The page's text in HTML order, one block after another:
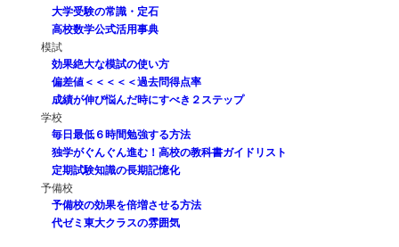
大学受験の常識・定石
高校数学公式活用事典
模試
効果絶大な模試の使い方
偏差値＜＜＜＜＜過去問得点率
成績が伸び悩んだ時にすべき２ステップ
学校
毎日最低６時間勉強する方法
独学がぐんぐん進む！高校の教科書ガイドリスト
定期試験知識の長期記憶化
予備校
予備校の効果を倍増させる方法
代ゼミ東大クラスの雰囲気